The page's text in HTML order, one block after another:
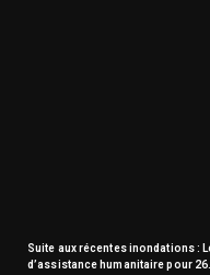
Suite aux récentes inondations :
d’assistance humanitaire pour